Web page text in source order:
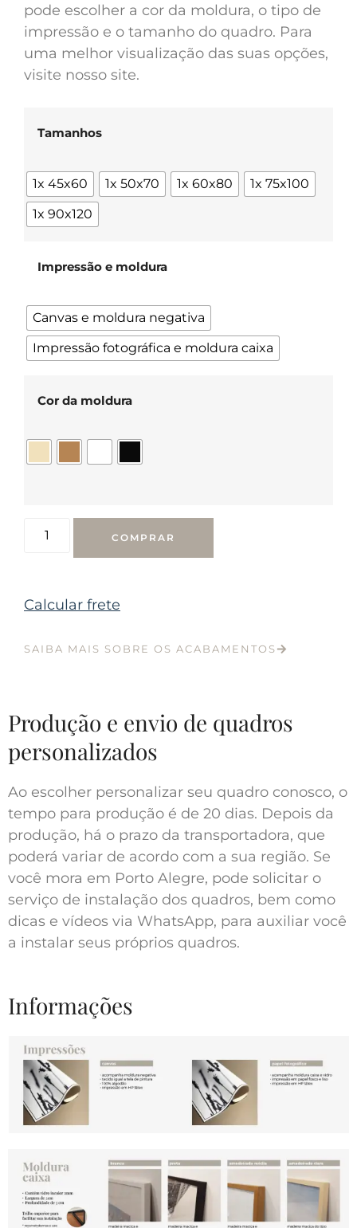
pode escolher a cor da moldura, o tipo de
impressão e o tamanho do quadro. Para
uma melhor visualização das suas opções,
visite nosso site.
Tamanhos
1x 45x60 1x 50x70 1x 60x80
1x 75x100
1x 90x120
Impressão e moldura
Canvas e moldura negativa
Impressão fotográfica e moldura caixa
Cor da moldura
COMPRAR
Calcular frete
SAIBA MAIS SOBRE OS ACABAMENTOS
Produção e envio de quadros
personalizados
Ao escolher personalizar seu quadro conosco, o
tempo para produção é de 20 dias. Depois da
produção, há o prazo da transportadora, que
poderá variar de acordo com a sua região. Se
você mora em Porto Alegre, pode solicitar o
serviço de instalação dos quadros, bem como
dicas e vídeos via WhatsApp, para auxiliar você
a instalar seus próprios quadros.
Informações